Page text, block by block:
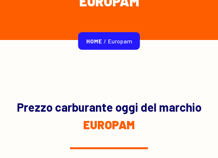
HOME / Europam
Prezzo carburante oggi del marchio
EUROPAM